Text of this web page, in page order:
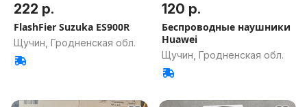
222 р.
FlashFier Suzuka ES900R
Щучин, Гродненская обл.
120 р.
Беспроводные наушники
Huawei
Щучин, Гродненская обл.